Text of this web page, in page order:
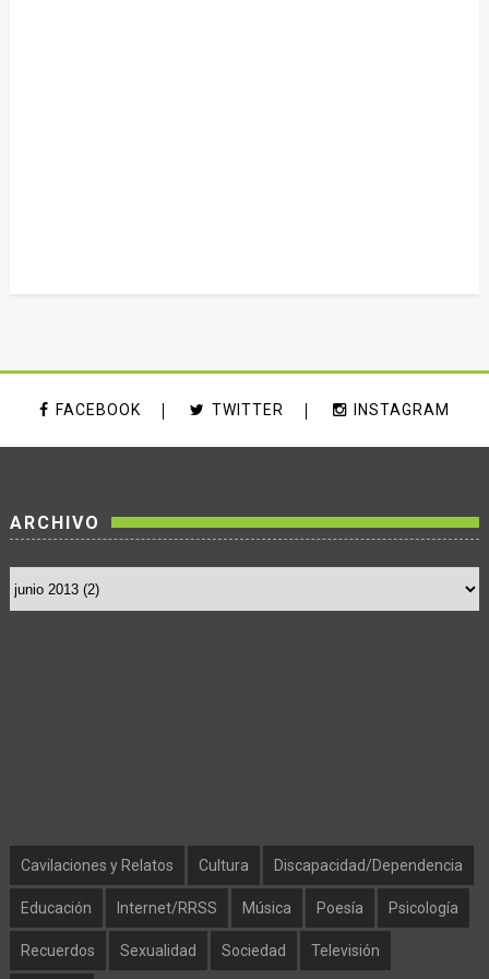
FACEBOOK TWITTER INSTAGRAM
ARCHIVO
Cavilaciones y Relatos Cultura Discapacidad/Dependencia
Educación Internet/RRSS Música Poesía Psicología
Recuerdos Sexualidad Sociedad Televisión